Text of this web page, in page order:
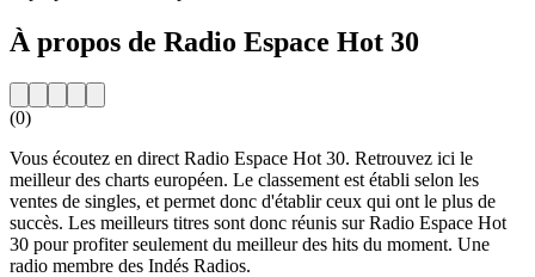
À propos de Radio Espace Hot 30
(0)
Vous écoutez en direct Radio Espace Hot 30. Retrouvez ici le
meilleur des charts européen. Le classement est établi selon les
ventes de singles, et permet donc d'établir ceux qui ont le plus de
succès. Les meilleurs titres sont donc réunis sur Radio Espace Hot
30 pour profiter seulement du meilleur des hits du moment. Une
radio membre des Indés Radios.